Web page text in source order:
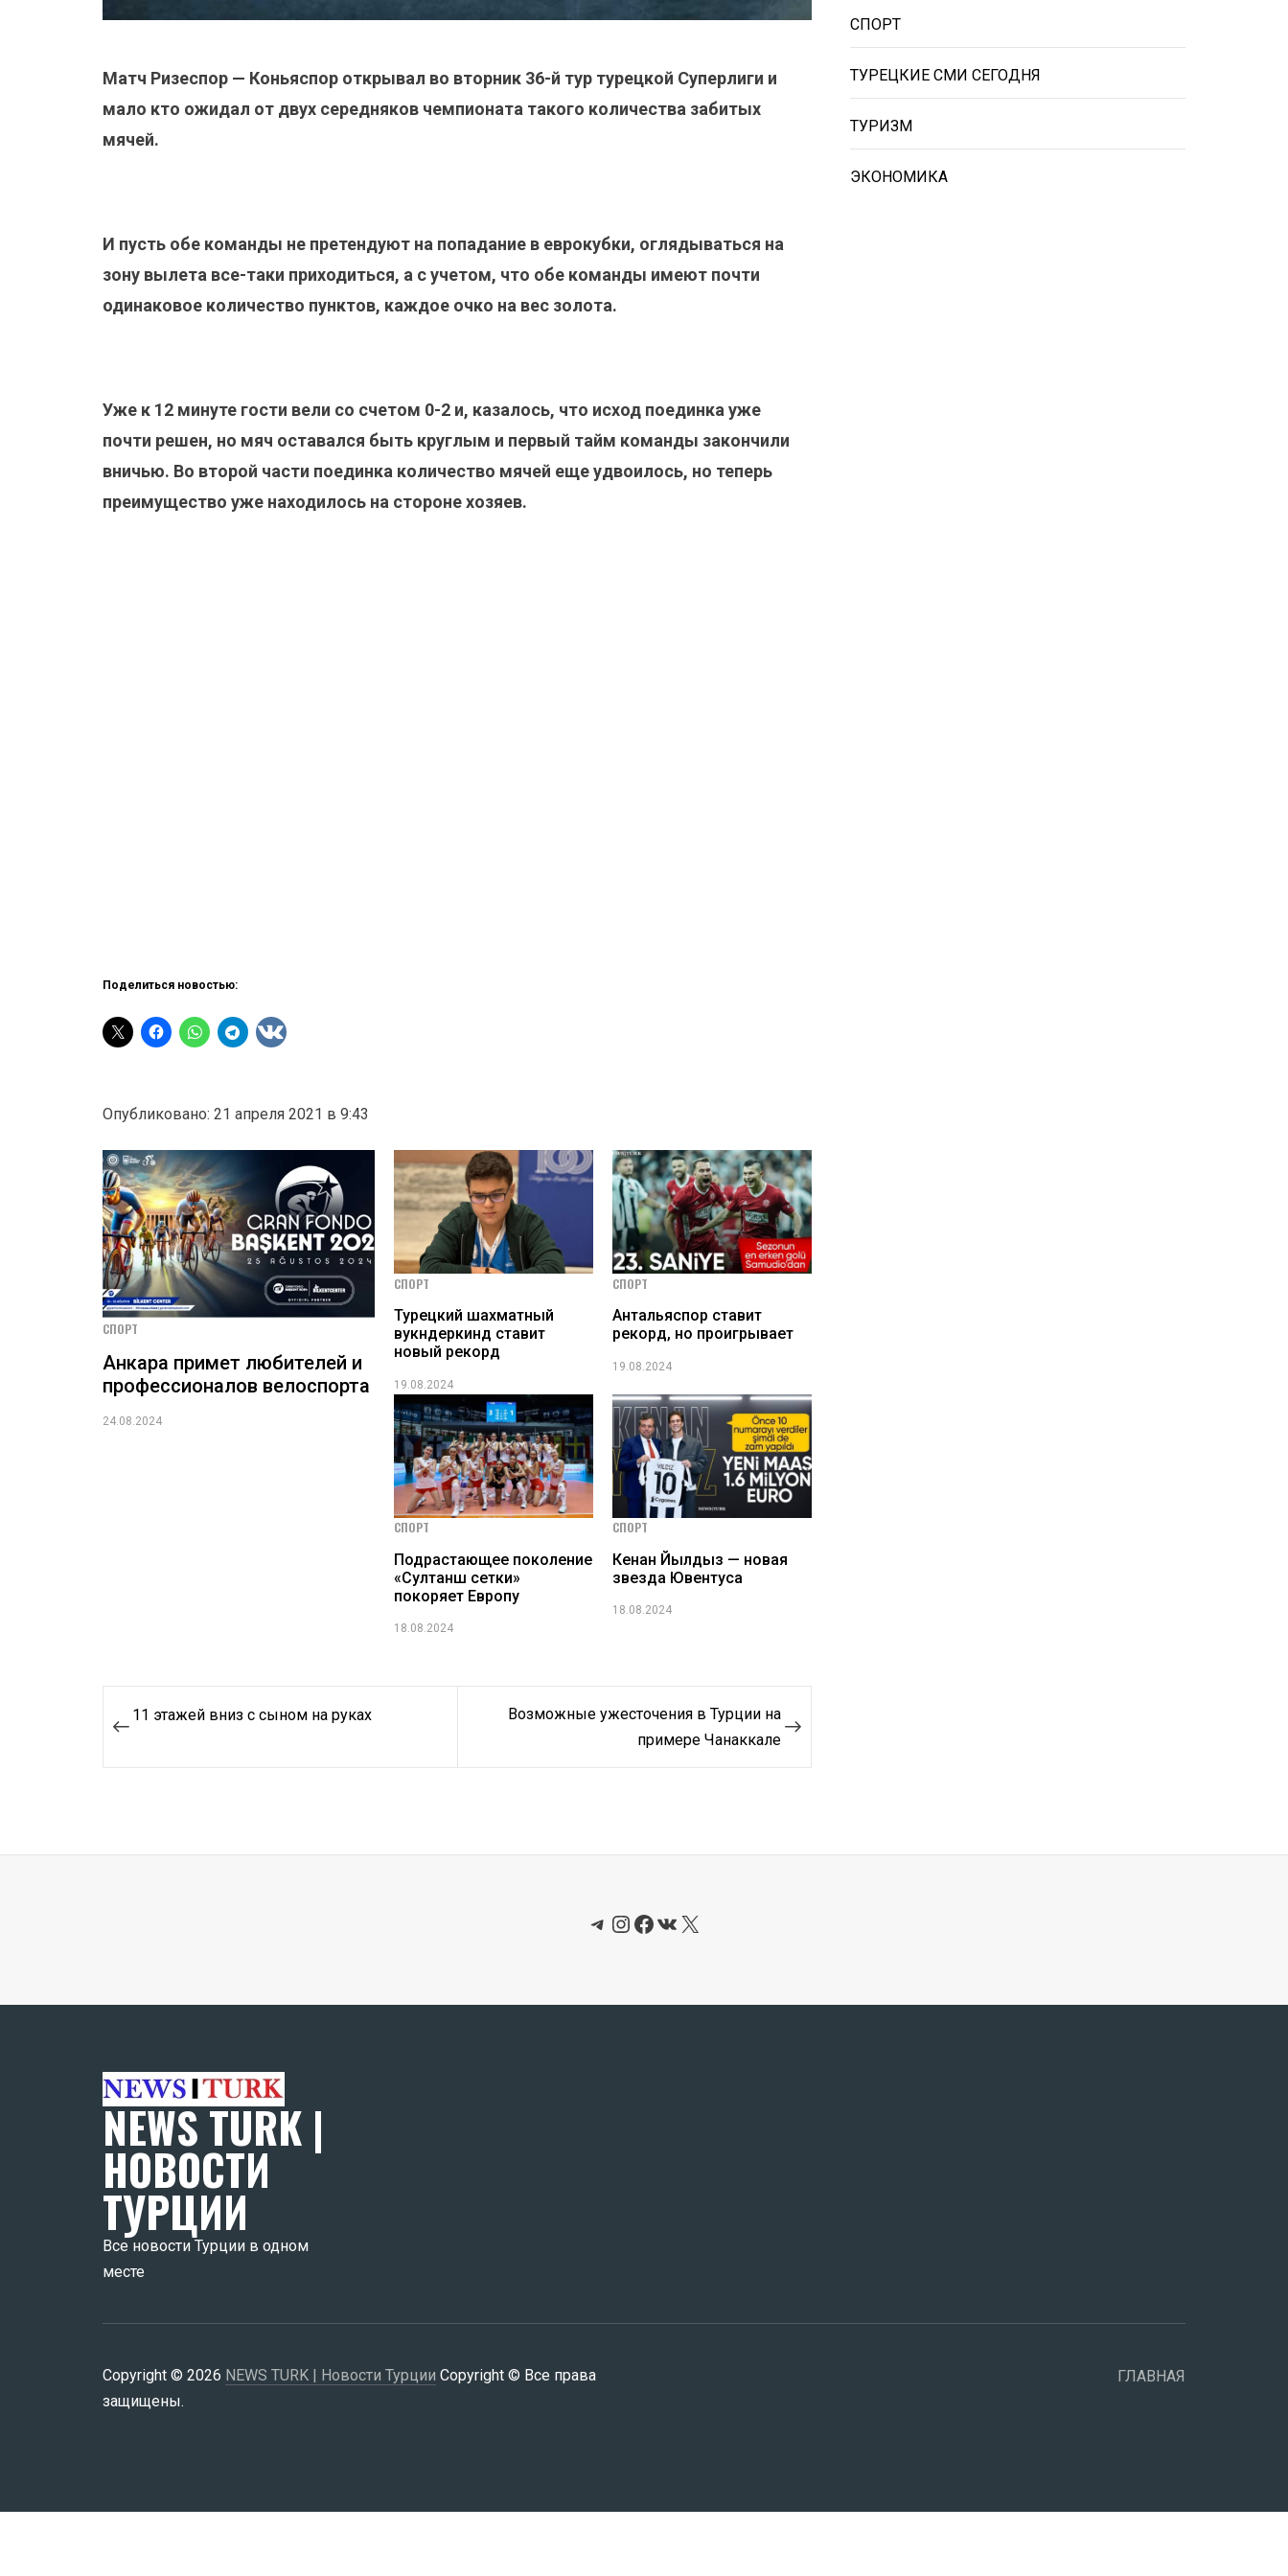
Матч Ризеспор — Коньяспор открывал во вторник 36-й тур турецкой Суперлиги и
мало кто ожидал от двух середняков чемпионата такого количества забитых
мячей.
И пусть обе команды не претендуют на попадание в еврокубки, оглядываться на
зону вылета все-таки приходиться, а с учетом, что обе команды имеют почти
одинаковое количество пунктов, каждое очко на вес золота.
Уже к 12 минуте гости вели со счетом 0-2 и, казалось, что исход поединка уже
почти решен, но мяч оставался быть круглым и первый тайм команды закончили
вничью. Во второй части поединка количество мячей еще удвоилось, но теперь
преимущество уже находилось на стороне хозяев.
Поделиться новостью:
Опубликовано: 21 апреля 2021 в 9:43
СПОРТ
Анкара примет любителей и
профессионалов велоспорта
24.08.2024
СПОРТ
Турецкий шахматный
вукндеркинд ставит
новый рекорд
19.08.2024
СПОРТ
Антальяспор ставит
рекорд, но проигрывает
19.08.2024
СПОРТ
Подрастающее поколение
«Султанш сетки»
покоряет Европу
18.08.2024
СПОРТ
Кенан Йылдыз — новая
звезда Ювентуса
18.08.2024
Навигация
11 этажей вниз с сыном на руках
Возможные ужесточения в Турции на
примере Чанаккале
СПОРТ
ТУРЕЦКИЕ СМИ СЕГОДНЯ
ТУРИЗМ
ЭКОНОМИКА
Telegram
Instagram
Facebook
ВКонтакте
X
NEWS TURK |
НОВОСТИ
ТУРЦИИ
Все новости Турции в одном
месте
Copyright © 2026 NEWS TURK | Новости Турции Copyright © Все права
защищены.
ГЛАВНАЯ